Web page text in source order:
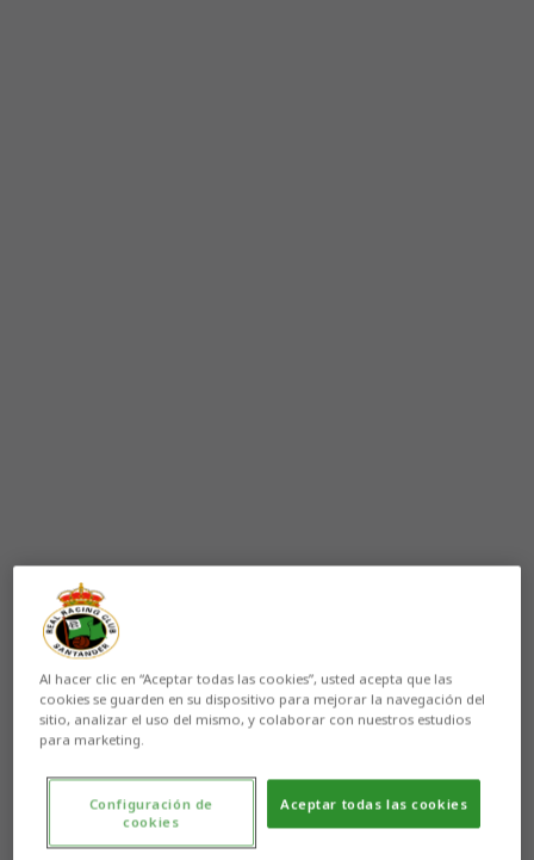
Al hacer clic en “Aceptar todas las cookies”, usted acepta que las
cookies se guarden en su dispositivo para mejorar la navegación del
sitio, analizar el uso del mismo, y colaborar con nuestros estudios
para marketing.
Aceptar todas las cookies
Configuración de
cookies